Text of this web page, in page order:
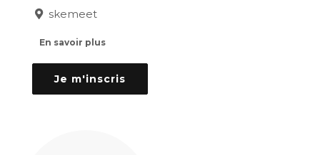
skemeet
En savoir plus
Je m'inscris